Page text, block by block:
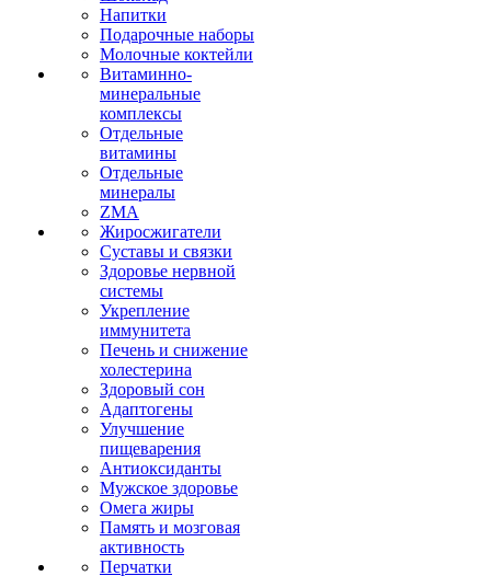
Напитки
Подарочные наборы
Молочные коктейли
Витаминно-
минеральные
комплексы
Отдельные
витамины
Отдельные
минералы
ZMA
Жиросжигатели
Суставы и связки
Здоровье нервной
системы
Укрепление
иммунитета
Печень и снижение
холестерина
Здоровый сон
Адаптогены
Улучшение
пищеварения
Антиоксиданты
Мужское здоровье
Омега жиры
Память и мозговая
активность
Перчатки